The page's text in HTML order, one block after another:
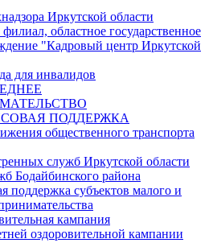
Иркутской области
областное государственное
"Кадровый центр Иркутской
для инвалидов
ПОДДЕРЖКА
общественного транспорта
служб Иркутской области
Бодайбинского района
поддержка субъектов малого и
кампания
оздоровительной кампании